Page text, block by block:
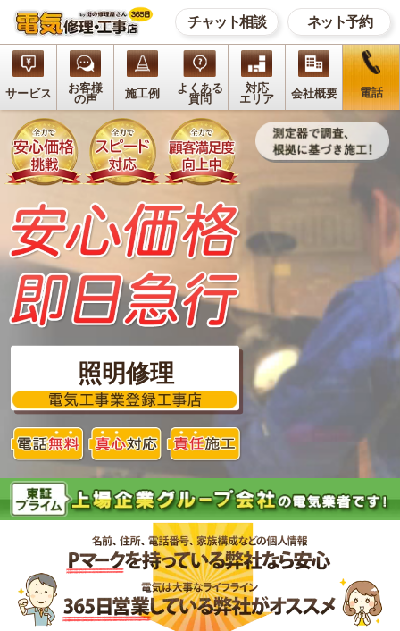
チャット相談 ネット予約
サービス
お客様
の声
施工例
よくある
質問
対応
エリア
会社概要 電話
照明修理